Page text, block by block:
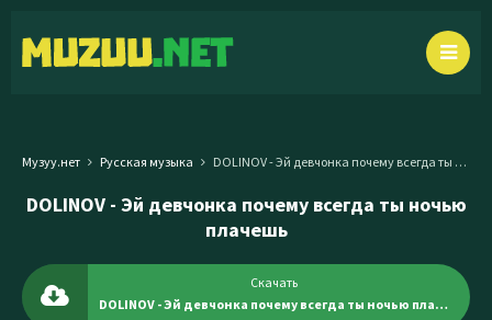
Музуу.нет Русская музыка DOLINOV - Эй девчонка почему всегда ты ночью плачешь
DOLINOV - Эй девчонка почему всегда ты ночью
плачешь
Скачать
DOLINOV - Эй девчонка почему всегда ты ночью плачешь